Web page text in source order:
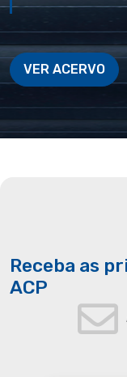
VER ACERVO
Receba as
ACP